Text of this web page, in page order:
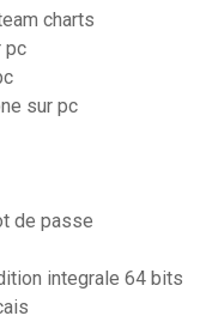
charts
pc
sur pc
de passe
integrale 64 bits